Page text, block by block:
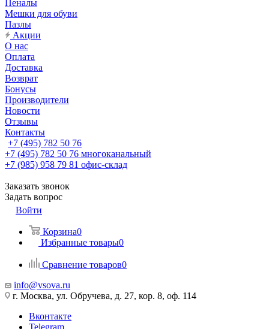
Пеналы
Мешки для обуви
Пазлы
Акции
О нас
Оплата
Доставка
Возврат
Бонусы
Производители
Новости
Отзывы
Контакты
+7 (495) 782 50 76
+7 (495) 782 50 76 многоканальный
+7 (985) 958 79 81 офис-склад
Заказать звонок
Задать вопрос
Войти
Корзина0
Избранные товары0
Сравнение товаров0
info@vsova.ru
г. Москва, ул. Обручева, д. 27, кор. 8, оф. 114
Вконтакте
Telegram